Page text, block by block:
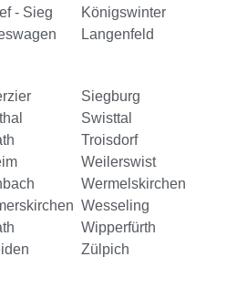
- Sieg
Königswinter
Langenfeld
Siegburg
Swisttal
Troisdorf
Weilerswist
Wermelskirchen
Wesseling
Wipperfürth
Zülpich